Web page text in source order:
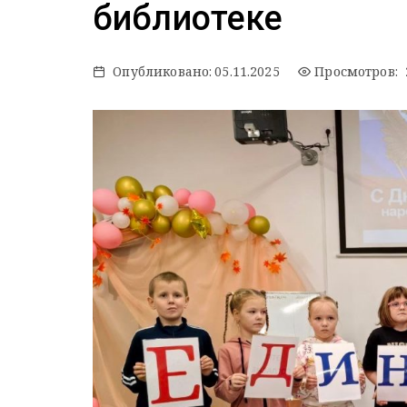
библиотеке
Опубликовано: 05.11.2025 Просмотров: